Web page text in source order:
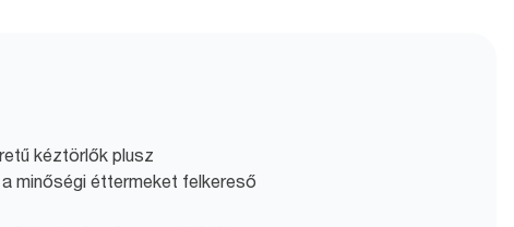
kéztörlők plusz
minőségi éttermeket felkereső